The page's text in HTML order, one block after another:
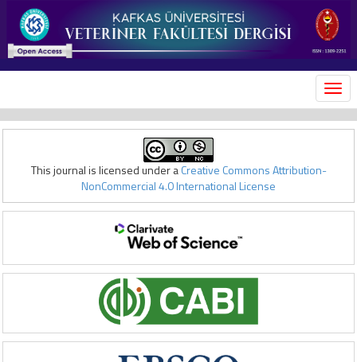
This journal is licensed under aCreative Commons Attribution-
NonCommercial 4.0 International License